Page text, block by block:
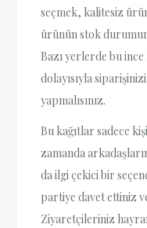
seçmek, kalitesiz
ürünün stok
Bazı yerlerde bu
dolayısıyla
yapmalısınız.
Bu kağıtlar sadece
zamanda
da ilgi çekici bir
partiye davet ettiniz
Ziyaretçileriniz